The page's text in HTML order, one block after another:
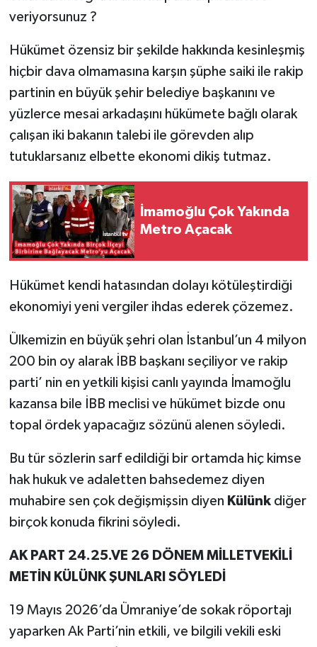
veriyorsunuz ?
Hükümet özensiz bir şekilde hakkında kesinleşmiş
hiçbir dava olmamasına karşın şüphe saiki ile rakip
partinin en büyük şehir belediye başkanını ve
yüzlerce mesai arkadaşını hükümete bağlı olarak
çalışan iki bakanın talebi ile görevden alıp
tutuklarsanız elbette ekonomi dikiş tutmaz.
İmamoğlu Çok Yakında
Metro Açacak
Hükümet kendi hatasından dolayı kötüleştirdiği
ekonomiyi yeni vergiler ihdas ederek çözemez.
Ülkemizin en büyük şehri olan İstanbul’un 4 milyon
200 bin oy alarak İBB başkanı seçiliyor ve rakip
parti’ nin en yetkili kişisi canlı yayında İmamoğlu
kazansa bile İBB meclisi ve hükümet bizde onu
topal ördek yapacağız sözünü alenen söyledi.
Bu tür sözlerin sarf edildiği bir ortamda hiç kimse
hak hukuk ve adaletten bahsedemez diyen
muhabire sen çok değişmişsin diyen Külünkdiğer
birçok konuda fikrini söyledi.
AK PART 24.25.VE 26 DÖNEM MİLLETVEKİLİ
METİN KÜLÜNK ŞUNLARI SÖYLEDİ
19 Mayıs 2026’da Ümraniye’de sokak röportajı
yaparken Ak Parti’nin etkili, ve bilgili vekili eski